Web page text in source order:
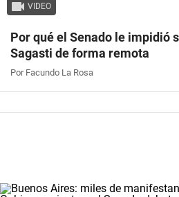
VIDEO
Por qué el Senado le impidió
Sagasti de forma remota
Por Facundo La Rosa